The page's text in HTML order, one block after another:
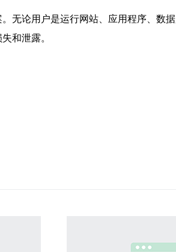
无论用户是运行网站、应用程序、数
和泄露。